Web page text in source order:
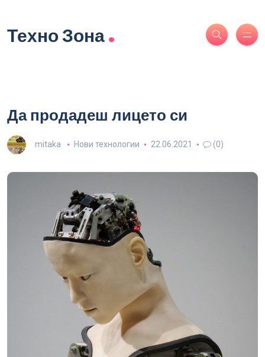
Техно Зона.
Да продадеш лицето си
mitaka Нови технологии 22.06.2021 (0)